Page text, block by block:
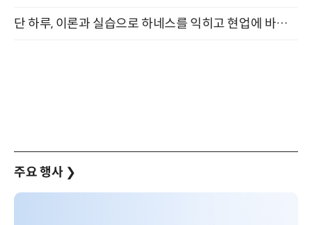
단 하루, 이론과 실습으로 하네스를 익히고 현업에 바로 쓰는 핸즈온 워크숍 (8/20)
주요 행사 ❯